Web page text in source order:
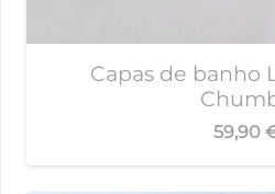
Capas de banho
59,90